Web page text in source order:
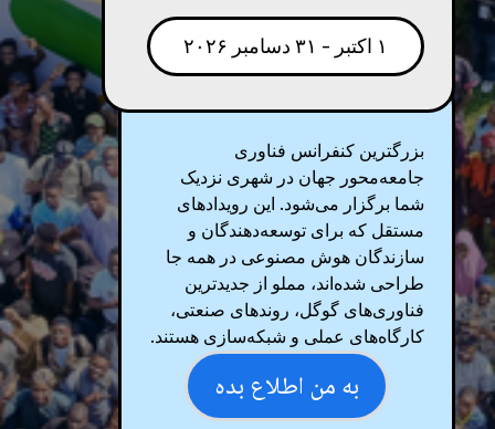
۱ اکتبر - ۳۱ دسامبر ۲۰۲۶
بزرگترین کنفرانس فناوری
جامعه‌محور جهان در شهری نزدیک
شما برگزار می‌شود. این رویدادهای
مستقل که برای توسعه‌دهندگان و
سازندگان هوش مصنوعی در همه جا
طراحی شده‌اند، مملو از جدیدترین
فناوری‌های گوگل، روندهای صنعتی،
کارگاه‌های عملی و شبکه‌سازی هستند.
به من اطلاع بده